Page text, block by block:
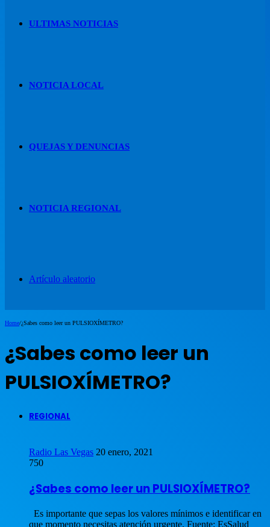
ULTIMAS NOTICIAS
NOTICIA LOCAL
QUEJAS Y DENUNCIAS
NOTICIA REGIONAL
Artículo aleatorio
Home/¿Sabes como leer un PULSIOXÍMETRO?
¿Sabes como leer un
PULSIOXÍMETRO?
REGIONAL
Radio Las Vegas 20 enero, 2021
750
¿Sabes como leer un PULSIOXÍMETRO?
Es importante que sepas los valores mínimos e identificar en
que momento necesitas atención urgente. Fuente: EsSalud